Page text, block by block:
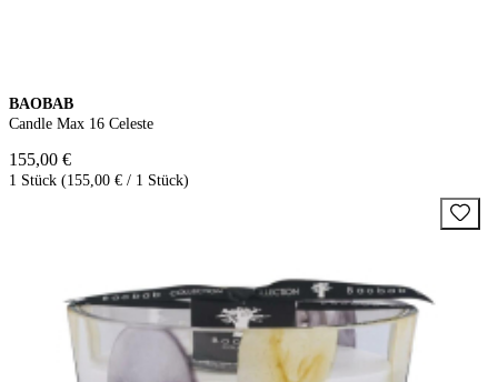
BAOBAB
Candle Max 16 Celeste
155,00 €
1 Stück (155,00 € / 1 Stück)